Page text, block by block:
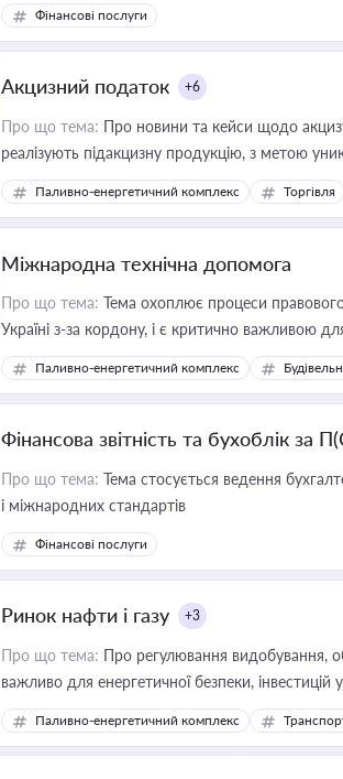
Фінансові послуги
Акцизний податок +6
Про що тема: Про новини та кейси щодо
реалізують підакцизну продукцію, з метою
Паливно-енергетичний комплекс Торгівля
Міжнародна технічна допомога
Про що тема: Тема охоплює процеси
Україні з-за кордону, і є критично важливою
інфраструктурних проєктів
Паливно-енергетичний комплекс
Фінансова звітність та бухоблік за
Про що тема: Тема стосується ведення
і міжнародних стандартів
Фінансові послуги
Ринок нафти і газу +3
Про що тема: Про регулювання видобування,
важливо для енергетичної безпеки, інвестицій
Паливно-енергетичний комплекс